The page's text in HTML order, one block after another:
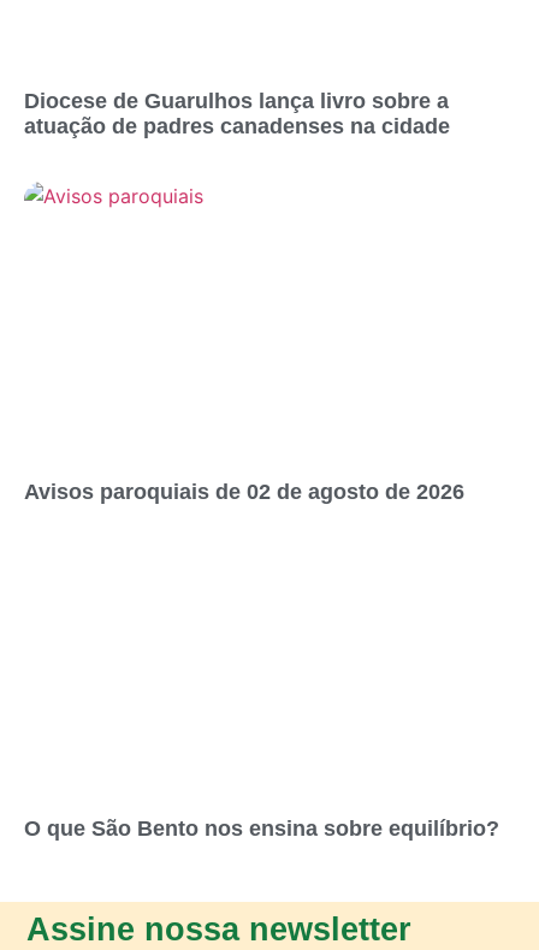
Diocese de Guarulhos lança livro sobre a
atuação de padres canadenses na cidade
Avisos paroquiais de 02 de agosto de 2026
O que São Bento nos ensina sobre equilíbrio?
Assine nossa newsletter